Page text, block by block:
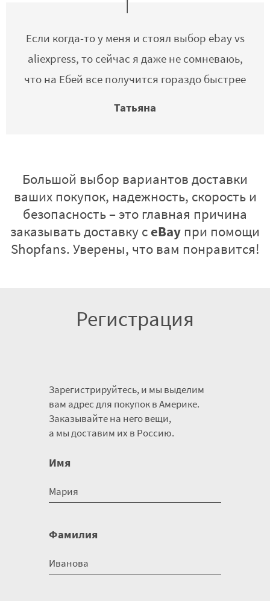
Если когда-то у меня и стоял выбор ebay vs
aliexpress, то сейчас я даже не сомневаюь,
что на Ебей все получится гораздо быстрее
Татьяна
Большой выбор вариантов доставки
ваших покупок, надежность, скорость и
безопасность – это главная причина
заказывать доставку сeBay при помощи
Shopfans. Уверены, что вам понравится!
Регистрация
Зарегистрируйтесь, и мы выделим
вам адрес для покупок в Америке.
Заказывайте на него вещи,
а мы доставим их в Россию.
Имя
Фамилия